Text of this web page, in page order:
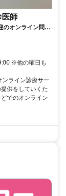
医師
のオンライン問診
※他の曜日も
ンライン診療サー
供をしていくた
でのオンライン